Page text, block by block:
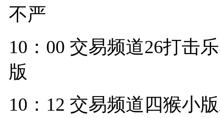
不严
10：00 交易频道26打击
版
10：12 交易频道四猴小